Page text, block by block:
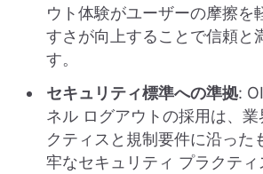
ウト体験がユーザーの摩擦を
すさが向上することで信頼と
す。
セキュリティ標準への準拠:
ネル ログアウトの採用は、業
クティスと規制要件に沿った
牢なセキュリティ プラクティ